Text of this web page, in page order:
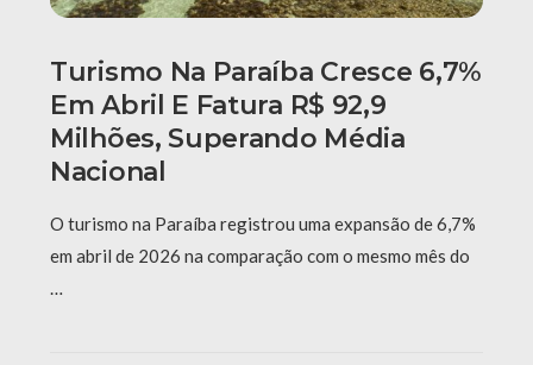
Turismo Na Paraíba Cresce 6,7%
Em Abril E Fatura R$ 92,9
Milhões, Superando Média
Nacional
O turismo na Paraíba registrou uma expansão de 6,7%
em abril de 2026 na comparação com o mesmo mês do
…